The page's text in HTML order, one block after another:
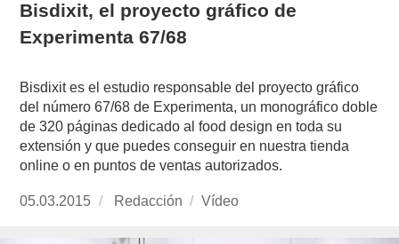
Bisdixit, el proyecto gráfico de
Experimenta 67/68
Bisdixit es el estudio responsable del proyecto gráfico
del número 67/68 de Experimenta, un monográfico doble
de 320 páginas dedicado al food design en toda su
extensión y que puedes conseguir en nuestra tienda
online o en puntos de ventas autorizados.
Publicado
05.03.2015 https://www.experimenta.es/author/redaccion/
Redacción Formato
Vídeo